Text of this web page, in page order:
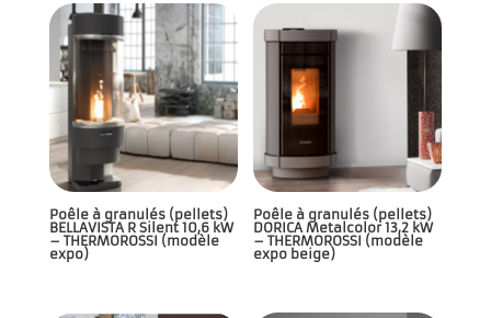
Poêle à granulés (pellets)
BELLAVISTA R Silent 10,6 kW
– THERMOROSSI (modèle
expo)
Poêle à granulés (pellets)
DORICA Metalcolor 13,2 kW
– THERMOROSSI (modèle
expo beige)